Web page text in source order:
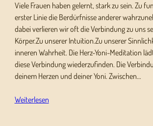
Viele Frauen haben gelernt, stark zu sein. Zu
erster Linie die Berdürfnisse anderer
dabei verlieren wir oft die Verbindung zu uns
Körper.Zu unserer Intuition.Zu unserer
inneren Wahrheit. Die Herz-Yoni-Meditation
diese Verbindung wiederzufinden. Die
deinem Herzen und deiner Yoni. Zwischen…
Weiterlesen